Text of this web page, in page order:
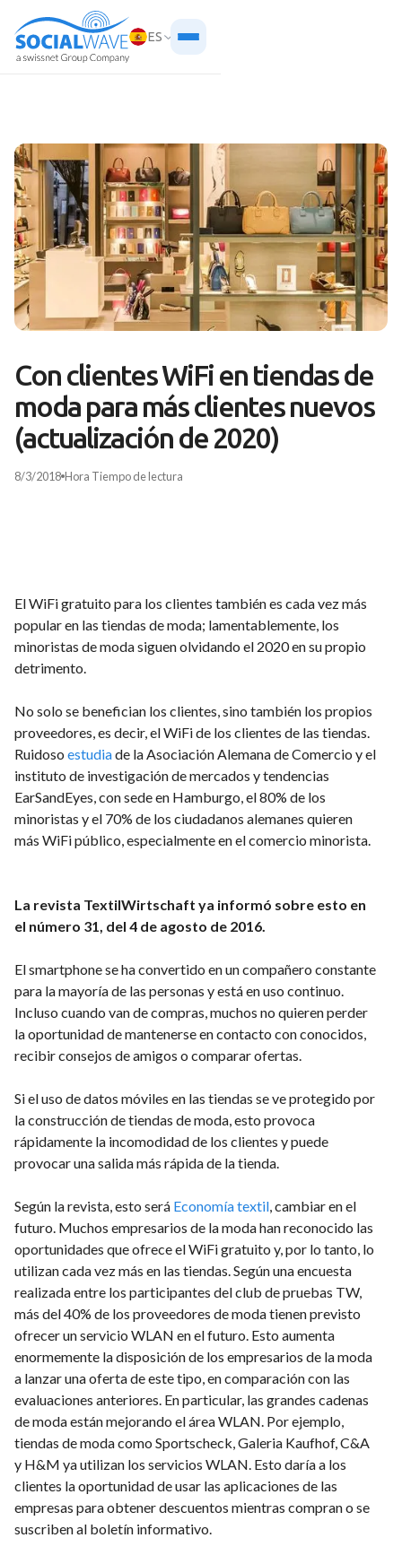
ES
Con clientes WiFi en tiendas de
moda para más clientes nuevos
(actualización de 2020)
8/3/2018 Hora Tiempo de lectura
El WiFi gratuito para los clientes también es cada vez más
popular en las tiendas de moda; lamentablemente, los
minoristas de moda siguen olvidando el 2020 en su propio
detrimento.
No solo se benefician los clientes, sino también los propios
proveedores, es decir, el WiFi de los clientes de las tiendas.
Ruidoso estudiade la Asociación Alemana de Comercio y el
instituto de investigación de mercados y tendencias
EarSandEyes, con sede en Hamburgo, el 80% de los
minoristas y el 70% de los ciudadanos alemanes quieren
más WiFi público, especialmente en el comercio minorista.
La revista TextilWirtschaft ya informó sobre esto en
el número 31, del 4 de agosto de 2016.
El smartphone se ha convertido en un compañero constante
para la mayoría de las personas y está en uso continuo.
Incluso cuando van de compras, muchos no quieren perder
la oportunidad de mantenerse en contacto con conocidos,
recibir consejos de amigos o comparar ofertas.
Si el uso de datos móviles en las tiendas se ve protegido por
la construcción de tiendas de moda, esto provoca
rápidamente la incomodidad de los clientes y puede
provocar una salida más rápida de la tienda.
Según la revista, esto será Economía textil, cambiar en el
futuro. Muchos empresarios de la moda han reconocido las
oportunidades que ofrece el WiFi gratuito y, por lo tanto, lo
utilizan cada vez más en las tiendas. Según una encuesta
realizada entre los participantes del club de pruebas TW,
más del 40% de los proveedores de moda tienen previsto
ofrecer un servicio WLAN en el futuro. Esto aumenta
enormemente la disposición de los empresarios de la moda
a lanzar una oferta de este tipo, en comparación con las
evaluaciones anteriores. En particular, las grandes cadenas
de moda están mejorando el área WLAN. Por ejemplo,
tiendas de moda como Sportscheck, Galeria Kaufhof, C&A
y H&M ya utilizan los servicios WLAN. Esto daría a los
clientes la oportunidad de usar las aplicaciones de las
empresas para obtener descuentos mientras compran o se
suscriben al boletín informativo.